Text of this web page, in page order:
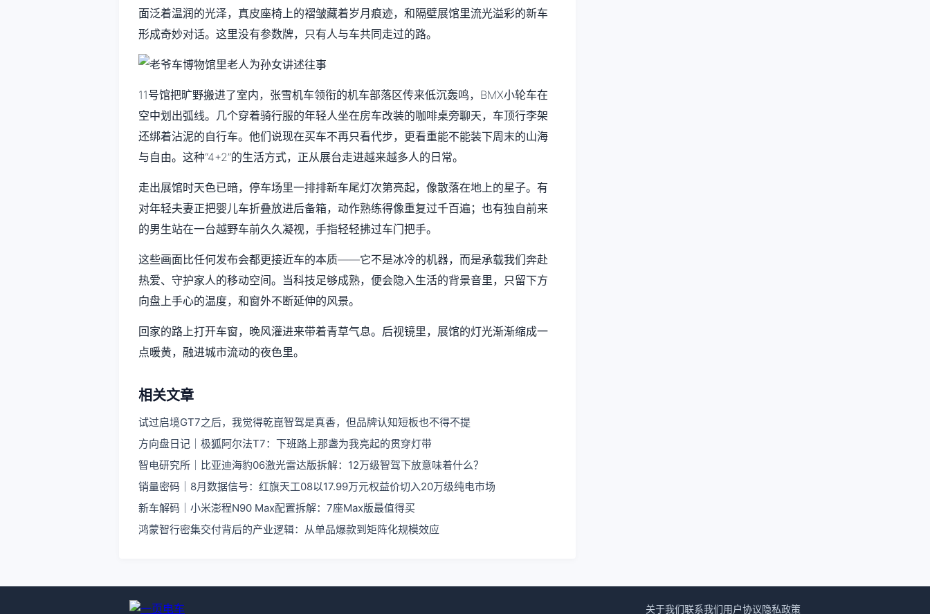
面泛着温润的光泽，真皮座椅上的褶皱藏着岁月痕迹，和隔壁展馆里流光溢彩的新车
形成奇妙对话。这里没有参数牌，只有人与车共同走过的路。
11号馆把旷野搬进了室内，张雪机车领衔的机车部落区传来低沉轰鸣，BMX小轮车在
空中划出弧线。几个穿着骑行服的年轻人坐在房车改装的咖啡桌旁聊天，车顶行李架
还绑着沾泥的自行车。他们说现在买车不再只看代步，更看重能不能装下周末的山海
与自由。这种“4+2”的生活方式，正从展台走进越来越多人的日常。
走出展馆时天色已暗，停车场里一排排新车尾灯次第亮起，像散落在地上的星子。有
对年轻夫妻正把婴儿车折叠放进后备箱，动作熟练得像重复过千百遍；也有独自前来
的男生站在一台越野车前久久凝视，手指轻轻拂过车门把手。
这些画面比任何发布会都更接近车的本质——它不是冰冷的机器，而是承载我们奔赴
热爱、守护家人的移动空间。当科技足够成熟，便会隐入生活的背景音里，只留下方
向盘上手心的温度，和窗外不断延伸的风景。
回家的路上打开车窗，晚风灌进来带着青草气息。后视镜里，展馆的灯光渐渐缩成一
点暖黄，融进城市流动的夜色里。
相关文章
试过启境GT7之后，我觉得乾崑智驾是真香，但品牌认知短板也不得不提
方向盘日记｜极狐阿尔法T7：下班路上那盏为我亮起的贯穿灯带
智电研究所｜比亚迪海豹06激光雷达版拆解：12万级智驾下放意味着什么？
销量密码｜8月数据信号：红旗天工08以17.99万元权益价切入20万级纯电市场
新车解码｜小米澎程N90 Max配置拆解：7座Max版最值得买
鸿蒙智行密集交付背后的产业逻辑：从单品爆款到矩阵化规模效应
关于我们联系我们用户协议隐私政策